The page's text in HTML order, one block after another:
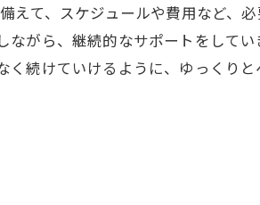
えて、スケジュールや費用など、必
がら、継続的なサポートをしてい
続けていけるように、ゆっくりと